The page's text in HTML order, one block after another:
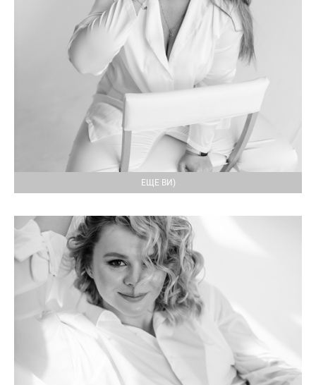
ЕЩЕ ВИ)